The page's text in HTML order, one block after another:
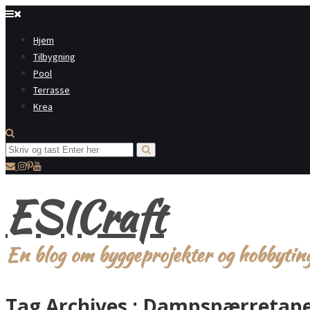
Hjem
Tilbygning
Pool
Terrasse
Krea
ESICraft
En blog om byggeprojekter og